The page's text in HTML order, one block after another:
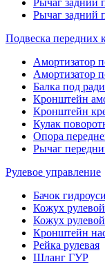
Рычаг задний
Подвеска передних
Амортизатор
Амортизатор
Балка под
Кронштейн
Кронштейн
Кулак
Опора
Рычаг
Рулевое управление
Бачок
Кожух
Кожух
Кронштейн
Рейка рулевая
Шланг ГУР